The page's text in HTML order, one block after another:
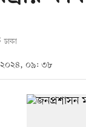
ঢাকা
২০২৪, ০৯: ৩৮